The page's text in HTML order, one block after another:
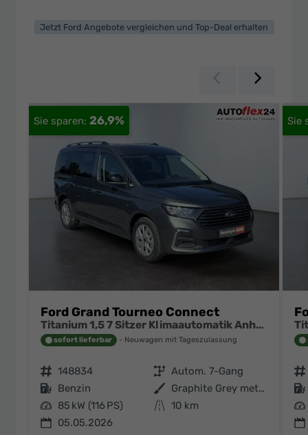
Jetzt Ford Angebote vergleichen und Top-Deal erhalten
Zurück
26,9%
Ford Grand Tourneo Connect
Titanium 1,5 7 Sitzer Klimaautomatik Anhängerkupplung Sitzheizung Einparkhilfe Kamera 17 Zoll Leichtmetall ACC
sofort lieferbar Neuwagen mit Tageszulassung
Fahrzeugnr. 148834 Getriebe Autom. 7-Gang
Kraftstoff Benzin Außenfarbe
Graphite Grey metallic
Leistung 85 kW (116 PS) Kilometerstand 10 km
05.05.2026
Fahrzeugnr.
Kraftstoff
Leistung